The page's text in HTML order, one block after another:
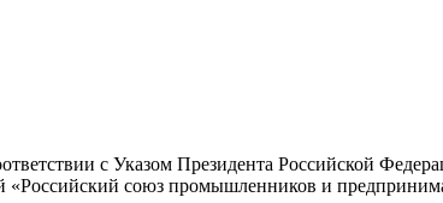
с Указом Президента Российской
«Российский союз промышленников и